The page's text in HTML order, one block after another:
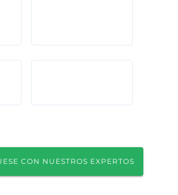
CON NUESTROS EXPERTOS